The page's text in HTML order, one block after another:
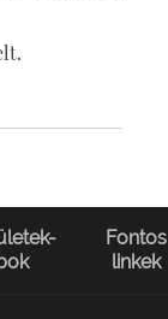
Fontos
linkek